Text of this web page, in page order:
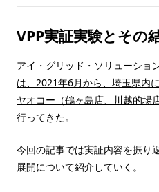
VPP実証実験とその
アイ・グリッド・ソリューショ
は、2021年6月から、埼玉県内
ヤオコー（鶴ヶ島店、川越的場
行ってきた。
今回の記事では実証内容を振り
展開について紹介していく。